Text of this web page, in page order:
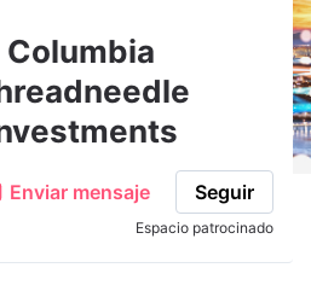
Columbia
Enviar mensaje Seguir
Espacio patrocinado